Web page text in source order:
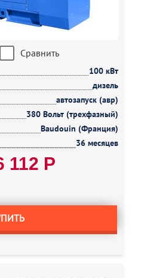
Сравнить
100 кВт
дизель
автозапуск (авр)
380 Вольт (трехфазный)
Baudouin (Франция)
36 месяцев
112 Р